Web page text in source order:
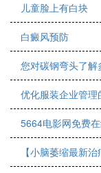
儿童脸上有白块
白癜风预防
您对碳钢弯头了解
优化服装企业管
5664电影网免费
【小脑萎缩最新